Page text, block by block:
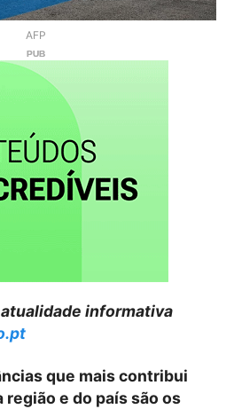
AFP
informativa
que mais contribui
região e do país são os